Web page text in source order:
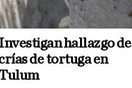
hallazgo de
de tortuga en